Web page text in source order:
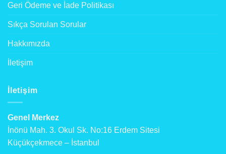
Geri Ödeme ve İade Politikası
Sıkça Sorulan Sorular
Hakkımızda
İletişim
İletişim
Genel Merkez
İnönü Mah. 3. Okul Sk. No:16 Erdem Sitesi
Küçükçekmece – İstanbul